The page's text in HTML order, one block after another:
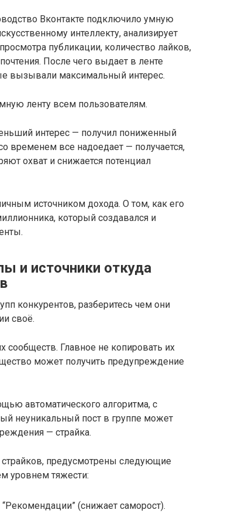
Вконтакте подключило умную
интеллекту, анализирует
публикации, количество лайков,
После чего выдает в ленте
вызывали максимальный интерес.
ленту всем пользователям.
интерес — получил пониженный
временем все надоедает — получается,
охват и снижается потенциал
источником дохода. О том, как его
который создавался и
и источники откуда
конкурентов, разберитесь чем они
своё.
сообществ. Главное не копировать их
может получить предупреждение
автоматического алгоритма, с
неуникальный пост в группе может
— страйка.
предусмотрены следующие
уровнем тяжести:
(снижает саморост).